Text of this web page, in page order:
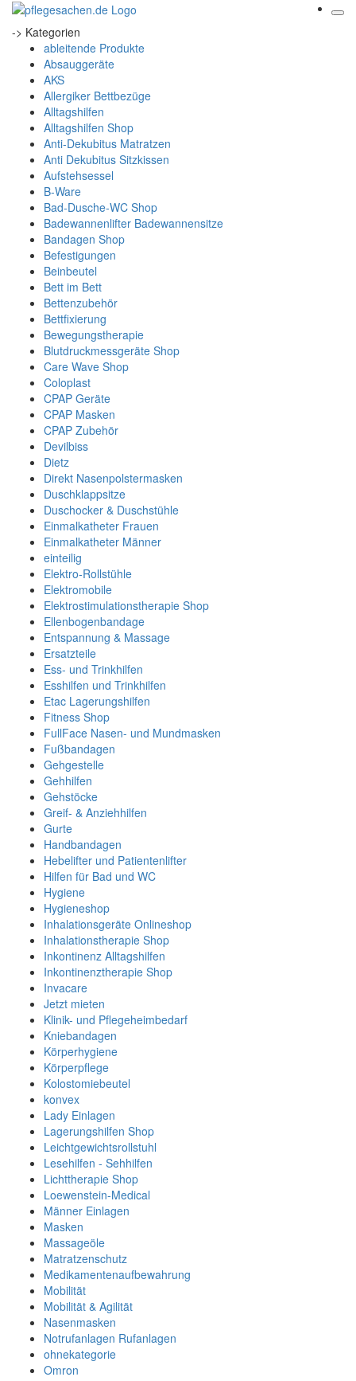
-> Kategorien
ableitende Produkte
Absauggeräte
AKS
Allergiker Bettbezüge
Alltagshilfen
Alltagshilfen Shop
Anti-Dekubitus Matratzen
Anti Dekubitus Sitzkissen
Aufstehsessel
B-Ware
Bad-Dusche-WC Shop
Badewannenlifter Badewannensitze
Bandagen Shop
Befestigungen
Beinbeutel
Bett im Bett
Bettenzubehör
Bettfixierung
Bewegungstherapie
Blutdruckmessgeräte Shop
Care Wave Shop
Coloplast
CPAP Geräte
CPAP Masken
CPAP Zubehör
Devilbiss
Dietz
Direkt Nasenpolstermasken
Duschklappsitze
Duschocker & Duschstühle
Einmalkatheter Frauen
Einmalkatheter Männer
einteilig
Elektro-Rollstühle
Elektromobile
Elektrostimulationstherapie Shop
Ellenbogenbandage
Entspannung & Massage
Ersatzteile
Ess- und Trinkhilfen
Esshilfen und Trinkhilfen
Etac Lagerungshilfen
Fitness Shop
FullFace Nasen- und Mundmasken
Fußbandagen
Gehgestelle
Gehhilfen
Gehstöcke
Greif- & Anziehhilfen
Gurte
Handbandagen
Hebelifter und Patientenlifter
Hilfen für Bad und WC
Hygiene
Hygieneshop
Inhalationsgeräte Onlineshop
Inhalationstherapie Shop
Inkontinenz Alltagshilfen
Inkontinenztherapie Shop
Invacare
Jetzt mieten
Klinik- und Pflegeheimbedarf
Kniebandagen
Körperhygiene
Körperpflege
Kolostomiebeutel
konvex
Lady Einlagen
Lagerungshilfen Shop
Leichtgewichtsrollstuhl
Lesehilfen - Sehhilfen
Lichttherapie Shop
Loewenstein-Medical
Männer Einlagen
Masken
Massageöle
Matratzenschutz
Medikamentenaufbewahrung
Mobilität
Mobilität & Agilität
Nasenmasken
Notrufanlagen Rufanlagen
ohnekategorie
Omron